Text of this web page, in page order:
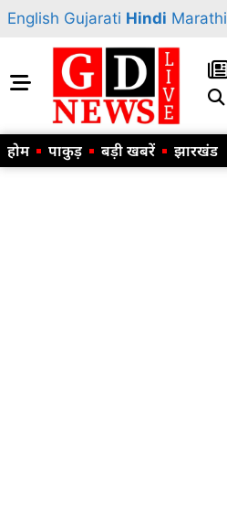
English Gujarati Hindi Marathi
होम पाकुड़ बड़ी खबरें झारखंड